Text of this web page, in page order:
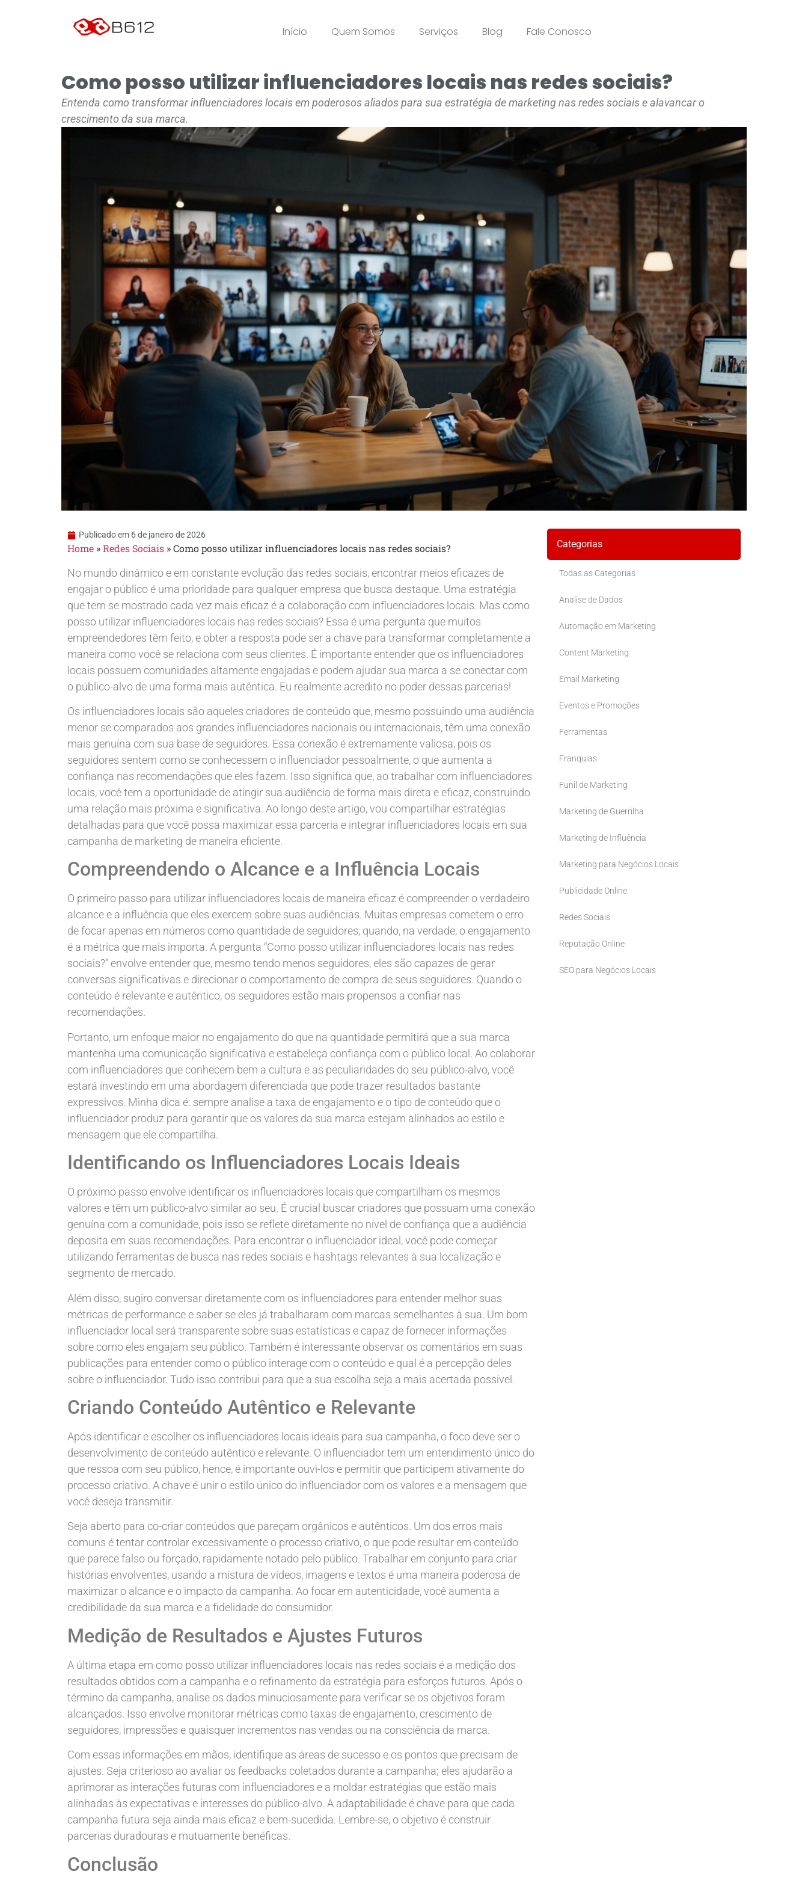
Início Quem Somos Serviços Blog Fale Conosco
Como posso utilizar influenciadores locais nas redes sociais?
Entenda como transformar influenciadores locais em poderosos aliados para sua estratégia de marketing nas redes sociais e alavancar o
crescimento da sua marca.
Publicado em 6 de janeiro de 2026
Home »Redes Sociais »Como posso utilizar influenciadores locais nas redes sociais?
No mundo dinâmico e em constante evolução das redes sociais, encontrar meios eficazes de
engajar o público é uma prioridade para qualquer empresa que busca destaque. Uma estratégia
que tem se mostrado cada vez mais eficaz é a colaboração com influenciadores locais. Mas como
posso utilizar influenciadores locais nas redes sociais? Essa é uma pergunta que muitos
empreendedores têm feito, e obter a resposta pode ser a chave para transformar completamente a
maneira como você se relaciona com seus clientes. É importante entender que os influenciadores
locais possuem comunidades altamente engajadas e podem ajudar sua marca a se conectar com
o público-alvo de uma forma mais autêntica. Eu realmente acredito no poder dessas parcerias!
Os influenciadores locais são aqueles criadores de conteúdo que, mesmo possuindo uma audiência
menor se comparados aos grandes influenciadores nacionais ou internacionais, têm uma conexão
mais genuína com sua base de seguidores. Essa conexão é extremamente valiosa, pois os
seguidores sentem como se conhecessem o influenciador pessoalmente, o que aumenta a
confiança nas recomendações que eles fazem. Isso significa que, ao trabalhar com influenciadores
locais, você tem a oportunidade de atingir sua audiência de forma mais direta e eficaz, construindo
uma relação mais próxima e significativa. Ao longo deste artigo, vou compartilhar estratégias
detalhadas para que você possa maximizar essa parceria e integrar influenciadores locais em sua
campanha de marketing de maneira eficiente.
Compreendendo o Alcance e a Influência Locais
O primeiro passo para utilizar influenciadores locais de maneira eficaz é compreender o verdadeiro
alcance e a influência que eles exercem sobre suas audiências. Muitas empresas cometem o erro
de focar apenas em números como quantidade de seguidores, quando, na verdade, o engajamento
é a métrica que mais importa. A pergunta “Como posso utilizar influenciadores locais nas redes
sociais?” envolve entender que, mesmo tendo menos seguidores, eles são capazes de gerar
conversas significativas e direcionar o comportamento de compra de seus seguidores. Quando o
conteúdo é relevante e autêntico, os seguidores estão mais propensos a confiar nas
recomendações.
Portanto, um enfoque maior no engajamento do que na quantidade permitirá que a sua marca
mantenha uma comunicação significativa e estabeleça confiança com o público local. Ao colaborar
com influenciadores que conhecem bem a cultura e as peculiaridades do seu público-alvo, você
estará investindo em uma abordagem diferenciada que pode trazer resultados bastante
expressivos. Minha dica é: sempre analise a taxa de engajamento e o tipo de conteúdo que o
influenciador produz para garantir que os valores da sua marca estejam alinhados ao estilo e
mensagem que ele compartilha.
Identificando os Influenciadores Locais Ideais
O próximo passo envolve identificar os influenciadores locais que compartilham os mesmos
valores e têm um público-alvo similar ao seu. É crucial buscar criadores que possuam uma conexão
genuína com a comunidade, pois isso se reflete diretamente no nível de confiança que a audiência
deposita em suas recomendações. Para encontrar o influenciador ideal, você pode começar
utilizando ferramentas de busca nas redes sociais e hashtags relevantes à sua localização e
segmento de mercado.
Além disso, sugiro conversar diretamente com os influenciadores para entender melhor suas
métricas de performance e saber se eles já trabalharam com marcas semelhantes à sua. Um bom
influenciador local será transparente sobre suas estatísticas e capaz de fornecer informações
sobre como eles engajam seu público. Também é interessante observar os comentários em suas
publicações para entender como o público interage com o conteúdo e qual é a percepção deles
sobre o influenciador. Tudo isso contribui para que a sua escolha seja a mais acertada possível.
Criando Conteúdo Autêntico e Relevante
Após identificar e escolher os influenciadores locais ideais para sua campanha, o foco deve ser o
desenvolvimento de conteúdo autêntico e relevante. O influenciador tem um entendimento único do
que ressoa com seu público, hence, é importante ouvi-los e permitir que participem ativamente do
processo criativo. A chave é unir o estilo único do influenciador com os valores e a mensagem que
você deseja transmitir.
Seja aberto para co-criar conteúdos que pareçam orgânicos e autênticos. Um dos erros mais
comuns é tentar controlar excessivamente o processo criativo, o que pode resultar em conteúdo
que parece falso ou forçado, rapidamente notado pelo público. Trabalhar em conjunto para criar
histórias envolventes, usando a mistura de vídeos, imagens e textos é uma maneira poderosa de
maximizar o alcance e o impacto da campanha. Ao focar em autenticidade, você aumenta a
credibilidade da sua marca e a fidelidade do consumidor.
Medição de Resultados e Ajustes Futuros
A última etapa em como posso utilizar influenciadores locais nas redes sociais é a medição dos
resultados obtidos com a campanha e o refinamento da estratégia para esforços futuros. Após o
término da campanha, analise os dados minuciosamente para verificar se os objetivos foram
alcançados. Isso envolve monitorar métricas como taxas de engajamento, crescimento de
seguidores, impressões e quaisquer incrementos nas vendas ou na consciência da marca.
Com essas informações em mãos, identifique as áreas de sucesso e os pontos que precisam de
ajustes. Seja criterioso ao avaliar os feedbacks coletados durante a campanha; eles ajudarão a
aprimorar as interações futuras com influenciadores e a moldar estratégias que estão mais
alinhadas às expectativas e interesses do público-alvo. A adaptabilidade é chave para que cada
campanha futura seja ainda mais eficaz e bem-sucedida. Lembre-se, o objetivo é construir
parcerias duradouras e mutuamente benéficas.
Conclusão
Categorias
Todas as Categorias
Analise de Dados
Automação em Marketing
Content Marketing
Email Marketing
Eventos e Promoções
Ferramentas
Franquias
Funil de Marketing
Marketing de Guerrilha
Marketing de Influência
Marketing para Negócios Locais
Publicidade Online
Redes Sociais
Reputação Online
SEO para Negócios Locais